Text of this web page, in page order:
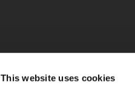
This website uses cookies